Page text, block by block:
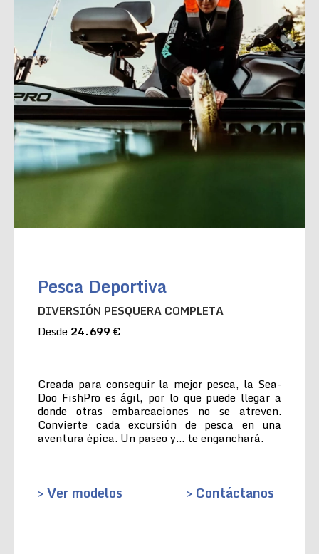
Pesca Deportiva
DIVERSIÓN PESQUERA COMPLETA
Desde 24.699 €
Creada para conseguir la mejor pesca, la Sea-
Doo FishPro es ágil, por lo que puede llegar a
donde otras embarcaciones no se atreven.
Convierte cada excursión de pesca en una
aventura épica. Un paseo y… te enganchará.
> Ver modelos > Contáctanos